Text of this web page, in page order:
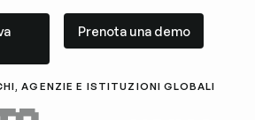
Prenota una demo
AGENZIE E ISTITUZIONI GLOBALI